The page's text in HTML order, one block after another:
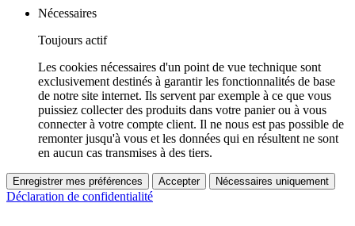
Nécessaires
Toujours actif
Les cookies nécessaires d'un point de vue technique sont
exclusivement destinés à garantir les fonctionnalités de base
de notre site internet. Ils servent par exemple à ce que vous
puissiez collecter des produits dans votre panier ou à vous
connecter à votre compte client. Il ne nous est pas possible de
remonter jusqu'à vous et les données qui en résultent ne sont
en aucun cas transmises à des tiers.
Enregistrer mes préférences Accepter Nécessaires uniquement
Déclaration de confidentialité